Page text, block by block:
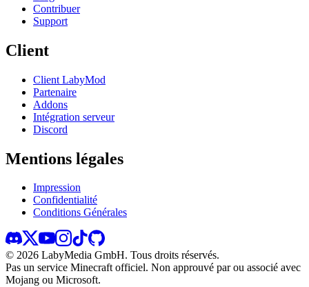
Contribuer
Support
Client
Client LabyMod
Partenaire
Addons
Intégration serveur
Discord
Mentions légales
Impression
Confidentialité
Conditions Générales
© 2026 LabyMedia GmbH. Tous droits réservés.
Pas un service Minecraft officiel. Non approuvé par ou associé avec
Mojang ou Microsoft.